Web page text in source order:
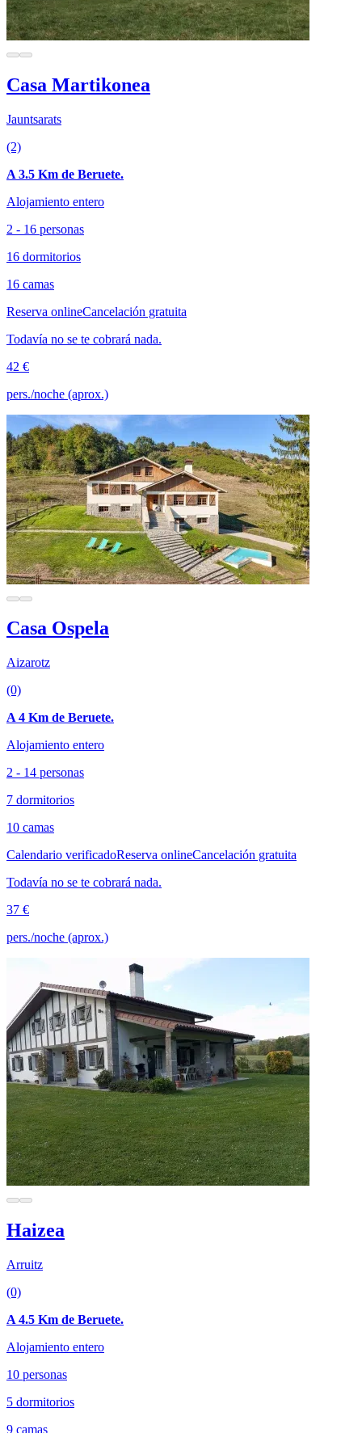
Casa Martikonea
Jauntsarats
(2)
A 3.5 Km de Beruete.
Alojamiento entero
2 - 16 personas
16 dormitorios
16 camas
Reserva onlineCancelación gratuita
Todavía no se te cobrará nada.
42 €
pers./noche (aprox.)
Casa Ospela
Aizarotz
(0)
A 4 Km de Beruete.
Alojamiento entero
2 - 14 personas
7 dormitorios
10 camas
Calendario verificadoReserva onlineCancelación gratuita
Todavía no se te cobrará nada.
37 €
pers./noche (aprox.)
Haizea
Arruitz
(0)
A 4.5 Km de Beruete.
Alojamiento entero
10 personas
5 dormitorios
9 camas